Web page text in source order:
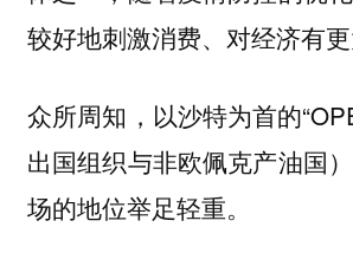
较好地刺激消费、对经济有
众所周知，以沙特为首的
出国组织与非欧佩克产油国
场的地位举足轻重。